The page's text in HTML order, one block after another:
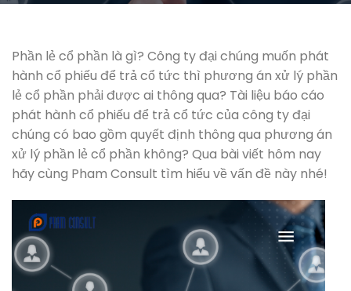
Phần lẻ cổ phần là gì? Công ty đại chúng muốn phát
hành cổ phiếu để trả cổ tức thì phương án xử lý phần
lẻ cổ phần phải được ai thông qua? Tài liệu báo cáo
phát hành cổ phiếu để trả cổ tức của công ty đại
chúng có bao gồm quyết định thông qua phương án
xử lý phần lẻ cổ phần không? Qua bài viết hôm nay
hãy cùng Pham Consult tìm hiểu về vấn đề này nhé!